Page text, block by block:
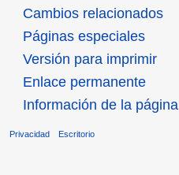
Cambios relacionados
Páginas especiales
Versión para imprimir
Enlace permanente
Información de la página
Privacidad Escritorio